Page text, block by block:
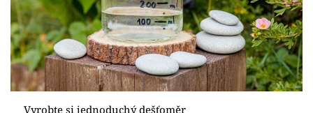
Vyrobte si jednoduchý dešťoměr